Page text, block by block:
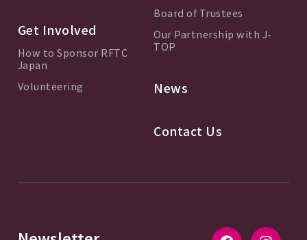
Get Involved
How to Sponsor RFTC
Japan
Volunteering
Board of Trustees
Our Partnership with J-
TOP
News
Contact Us